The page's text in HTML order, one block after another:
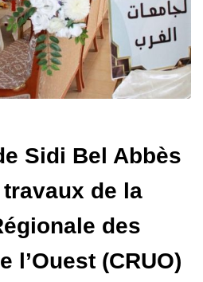
Sidi Bel Abbès
de la
des
l’Ouest (CRUO)